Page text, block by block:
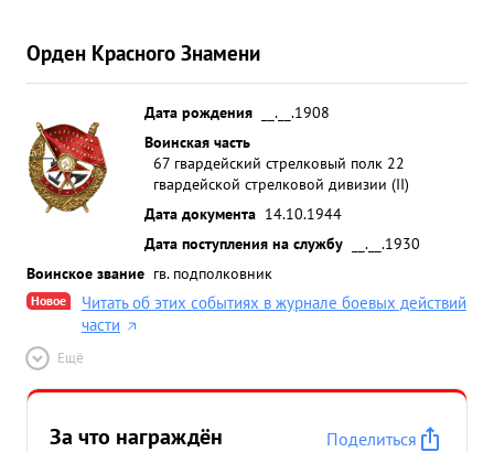
Орден Красного Знамени
Дата рождения
__.__.1908
Воинская часть
67 гвардейский стрелковый полк 22
гвардейской стрелковой дивизии (II)
Дата документа 14.10.1944
Дата поступления на службу
__.__.1930
Воинское звание гв. подполковник
Новое
Читать об этих событиях в журнале боевых действий
части
Ещё
За что награждён
Поделиться